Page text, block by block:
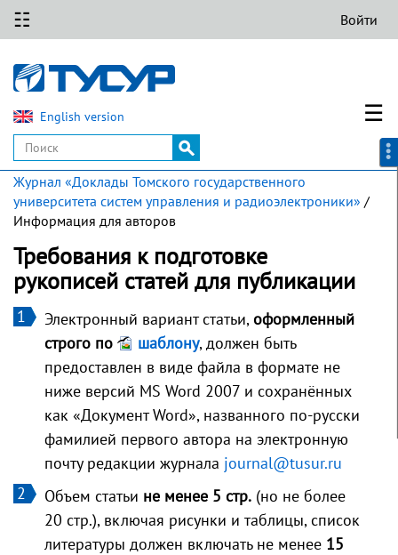
☷ Войти
English version ☰
Журнал «Доклады Томского государственного
университета систем управления и радиоэлектроники» /
Информация для авторов
Требования к подготовке
рукописей статей для публикации
Электронный вариант статьи, оформленный
строго по
шаблону, должен быть
предоставлен в виде файла в формате не
ниже версий MS Word 2007 и сохранённых
как «Документ Word», названного по-русски
фамилией первого автора на электронную
почту редакции журнала journal@tusur.ru
Объем статьи не менее 5 стр. (но не более
20 стр.), включая рисунки и таблицы, список
литературы должен включать не менее 15